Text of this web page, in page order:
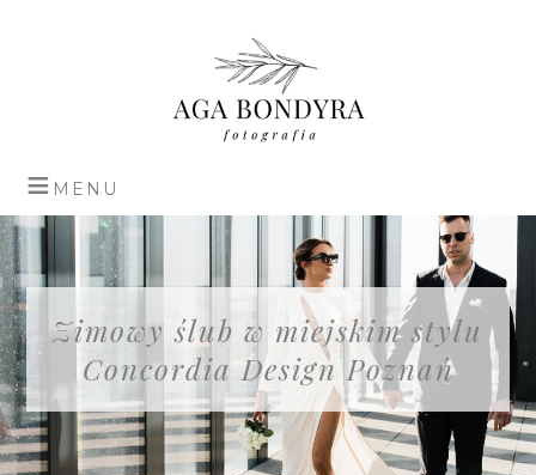
Zimowy ślub w miejskim stylu
Concordia Design Poznań